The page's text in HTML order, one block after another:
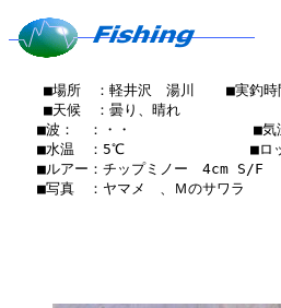
■場所　：軽井沢　湯川　  ■実釣
■天候　：曇り、晴れ   　    　　
■波：　：・・　　　　　　　 　■気
■水温　：5℃　　　　　　   　■ロ
■ルアー：チップミノー　4cm S/F
■写真　：ヤマメ　、Ｍのサワラ